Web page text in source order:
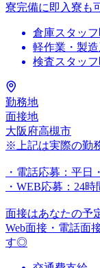
寮完備に即入寮も
倉庫スタッフ
軽作業・製造
検査スタッフ
勤務地
面接地
大阪府高槻市
※上記は実際の勤
・電話応募：平日
・WEB応募：24
面接はあなたの予
Web面接・電話面
す◎